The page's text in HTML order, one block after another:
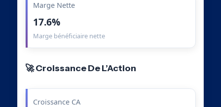
Marge Nette
17.6%
Marge bénéficiaire nette
🚀 Croissance De L’Action
Croissance CA